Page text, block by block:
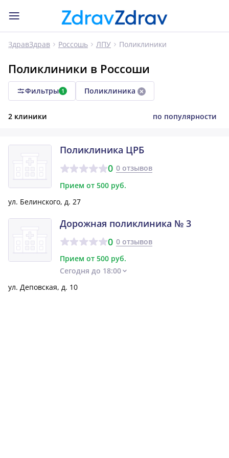
ЗдравЗдрав Россошь ЛПУ Поликлиники
Поликлиники в Россоши
Фильтры 1 Поликлиника
2 клиники по популярности
Поликлиника ЦРБ
0 0 отзывов
Прием от 500 руб.
ул. Белинского, д. 27
Дорожная поликлиника № 3
0 0 отзывов
Прием от 500 руб.
Сегодня до 18:00
ул. Деповская, д. 10